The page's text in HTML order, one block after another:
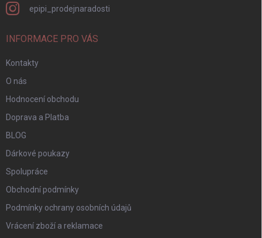
epipi_prodejnaradosti
INFORMACE PRO VÁS
Kontakty
O nás
Hodnocení obchodu
Doprava a Platba
BLOG
Dárkové poukazy
Spolupráce
Obchodní podmínky
Podmínky ochrany osobních údajů
Vrácení zboží a reklamace